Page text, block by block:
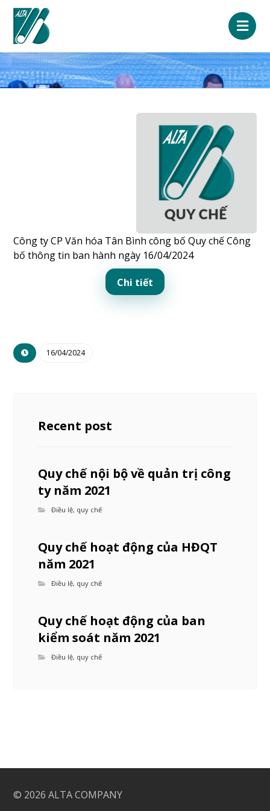
Công ty CP Văn hóa Tân Bình công bố Quy chế Công
bố thông tin ban hành ngày 16/04/2024
Chi tiết
16/04/2024
Recent post
Quy chế nội bộ về quản trị công
ty năm 2021
Điều lệ, quy chế
Quy chế hoạt động của HĐQT
năm 2021
Điều lệ, quy chế
Quy chế hoạt động của ban
kiểm soát năm 2021
Điều lệ, quy chế
© 2026ALTA COMPANY